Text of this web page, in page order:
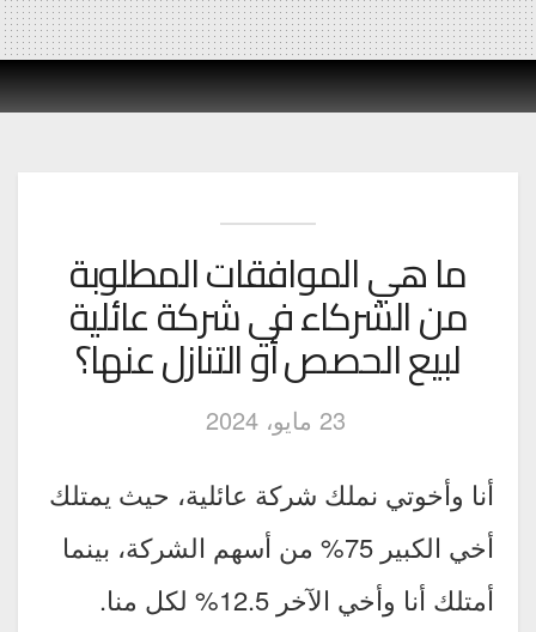
ما هي الموافقات المطلوبة
من الشركاء في شركة عائلية
لبيع الحصص أو التنازل عنها؟
23 مايو، 2024
أنا وأخوتي نملك شركة عائلية، حيث يمتلك
أخي الكبير 75% من أسهم الشركة، بينما
أمتلك أنا وأخي الآخر 12.5% لكل منا.